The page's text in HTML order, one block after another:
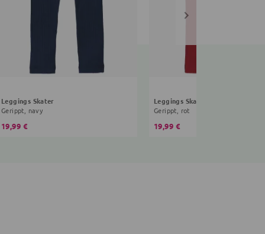
Leggings Skater
Gerippt, navy
19,99 €
Leggings Skater
Gerippt, rot
19,99 €